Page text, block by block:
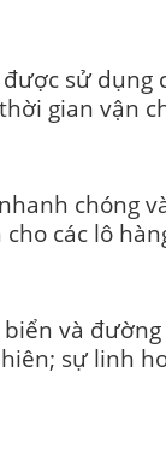
sử dụng
gian vận
chóng
các lô
và
sự linh